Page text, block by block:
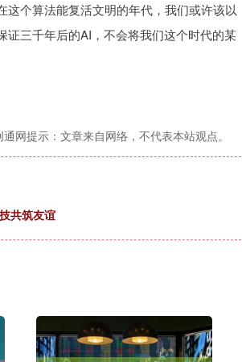
个算法能复活文明的年代，我们或许该以
三千年后的AI，不会将我们这个时代的某
通网提示：文章来自网络，不代表本站观点。
共筑友谊